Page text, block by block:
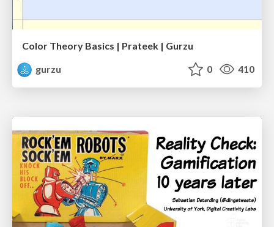
Color Theory Basics | Prateek | Gurzu
gurzu
0 410